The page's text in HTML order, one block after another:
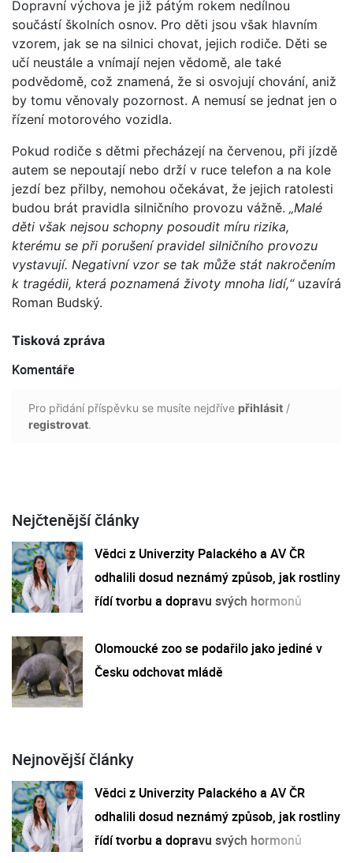
Dopravní výchova je již pátým rokem nedílnou
součástí školních osnov. Pro děti jsou však hlavním
vzorem, jak se na silnici chovat, jejich rodiče. Děti se
učí neustále a vnímají nejen vědomě, ale také
podvědomě, což znamená, že si osvojují chování, aniž
by tomu věnovaly pozornost. A nemusí se jednat jen o
řízení motorového vozidla.
Pokud rodiče s dětmi přecházejí na červenou, při jízdě
autem se nepoutají nebo drží v ruce telefon a na kole
jezdí bez přilby, nemohou očekávat, že jejich ratolesti
budou brát pravidla silničního provozu vážně. „Malé
děti však nejsou schopny posoudit míru rizika,
kterému se při porušení pravidel silničního provozu
vystavují. Negativní vzor se tak může stát nakročením
k tragédii, která poznamená životy mnoha lidí,“uzavírá
Roman Budský.
Tisková zpráva
Komentáře
Pro přidání příspěvku se musíte nejdříve přihlásit /
registrovat.
Nejčtenější články
Vědci z Univerzity Palackého a AV ČR
odhalili dosud neznámý způsob, jak rostliny
řídí tvorbu a dopravu svých hormonů
Olomoucké zoo se podařilo jako jediné v
Česku odchovat mládě
Nejnovější články
Vědci z Univerzity Palackého a AV ČR
odhalili dosud neznámý způsob, jak rostliny
řídí tvorbu a dopravu svých hormonů